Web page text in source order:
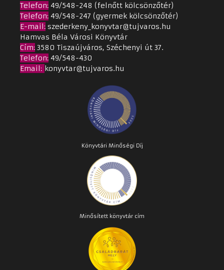
Telefon: 49/548-248 (felnőtt kölcsönzőtér)
Telefon: 49/548-247 (gyermek kölcsönzőtér)
E-mail: szederkeny_konyvtar@tujvaros.hu
Hamvas Béla Városi Könyvtár
Cím: 3580 Tiszaújváros, Széchenyi út 37.
Telefon: 49/548-430
Email: konyvtar@tujvaros.hu
Könyvtári Minőségi Díj
Minősített könyvtár cím